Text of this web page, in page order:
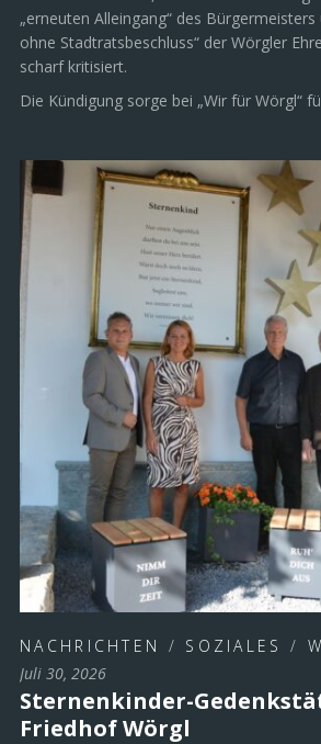
„erneuten Alleingang“ des
ohne Stadtratsbeschluss“ der Wörgler
scharf kritisiert.
Die Kündigung sorge bei „Wir für Wörgl“
NACHRICHTEN / SOZIALES /
Juli 30, 2026
Sternenkinder-
Friedhof Wörgl